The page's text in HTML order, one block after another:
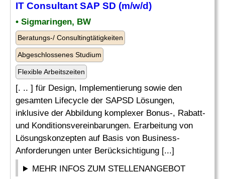
IT Consultant SAP SD (m/w/d)
• Sigmaringen, BW
Beratungs-/ Consultingtätigkeiten
Abgeschlossenes Studium
Flexible Arbeitszeiten
[. .. ] für Design, Implementierung sowie den
gesamten Lifecycle der SAPSD Lösungen,
inklusive der Abbildung komplexer Bonus-, Rabatt-
und Konditionsvereinbarungen. Erarbeitung von
Lösungskonzepten auf Basis von Business-
Anforderungen unter Berücksichtigung [...]
MEHR INFOS ZUM STELLENANGEBOT